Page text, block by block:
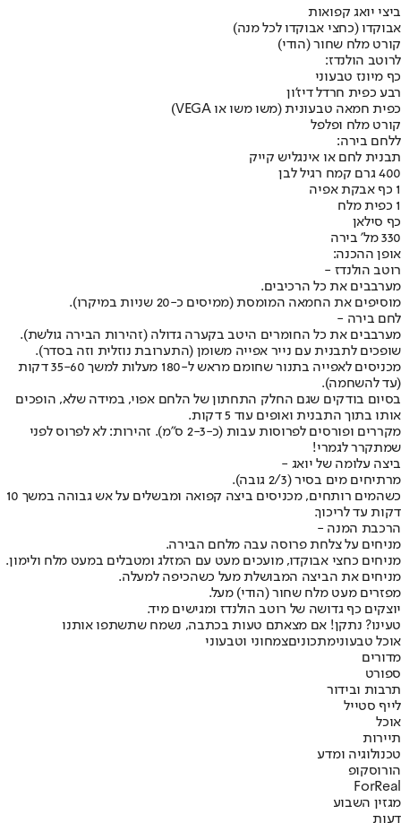
ביצי יואג קפואות
אבוקדו (כחצי אבוקדו לכל מנה)
קורט מלח שחור (הודי)
לרוטב הולנדז:
כף מיונז טבעוני
רבע כפית חרדל דיז'ון
כפית חמאה טבעונית (משו משו או VEGA)
קורט מלח ופלפל
ללחם בירה:
תבנית לחם או אינגליש קייק
400 גרם קמח רגיל לבן
1 כף אבקת אפיה
1 כפית מלח
כף סילאן
330 מל' בירה
אופן ההכנה:
רוטב הולנדז -
מערבבים את כל הרכיבים.
מוסיפים את החמאה המומסת (ממיסים כ-20 שניות במיקרו).
לחם בירה -
מערבבים את כל החומרים היטב בקערה גדולה (זהירות הבירה גולשת).
שופכים לתבנית עם נייר אפייה משומן (התערובת נוזלית וזה בסדר).
מכניסים לאפייה בתנור שחומם מראש ל-180 מעלות למשך 35-60 דקות
(עד להשחמה).
בסיום בודקים שגם החלק התחתון של הלחם אפוי, במידה שלא, הופכים
אותו בתוך התבנית ואופים עוד 5 דקות.
מקררים ופורסים לפרוסות עבות (כ-2-3 ס"מ). זהירות: לא לפרוס לפני
שמתקרר לגמרי!
ביצה עלומה של יואג -
מרתיחים מים בסיר (2/3 גובה).
כשהמים רותחים, מכניסים ביצה קפואה ומבשלים על אש גבוהה במשך 10
דקות עד לריכוך.
הרכבת המנה -
מניחים על צלחת פרוסה עבה מלחם הבירה.
מניחים כחצי אבוקדו, מועכים מעט עם המזלג ומטבלים במעט מלח ולימון.
מניחים את הביצה המבושלת מעל כשהכיפה למעלה.
מפזרים מעט מלח שחור (הודי) מעל.
יוצקים כף גדושה של רוטב הולנדז ומגישים מיד.
טעינו? נתקן! אם מצאתם טעות בכתבה, נשמח שתשתפו אותנו
אוכל טבעונימתכוניםצמחוני וטבעוני
מדורים
ספורט
תרבות ובידור
לייף סטייל
אוכל
תיירות
טכנולוגיה ומדע
הורוסקופ
ForReal
מגזין השבוע
דעות